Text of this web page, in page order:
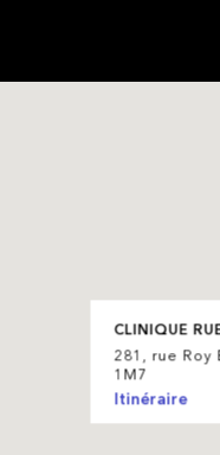
CLINIQUE
281, rue Roy
1M7
Itinéraire